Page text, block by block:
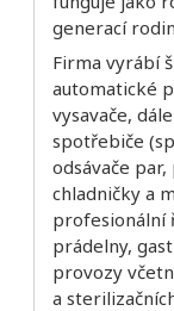
generací
Firma vyrábí
automatické
vysavače,
spotřebiče
odsávače
chladničky a
profesionální
prádelny,
provozy
a